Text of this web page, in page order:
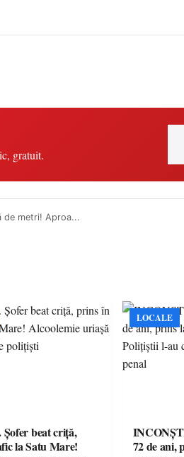
gratuit.
de metri! Aproa...
beat criță,
la Satu Mare!
LOCALE
72 de ani,